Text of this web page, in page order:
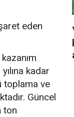
eden
kadar
toplama ve
Güncel
ton